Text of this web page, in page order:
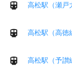
高松駅（瀬戸
高松駅（高徳
高松駅（予讃